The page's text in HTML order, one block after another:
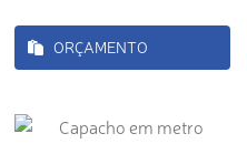
ORÇAMENTO